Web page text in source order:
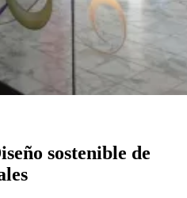
sostenible de